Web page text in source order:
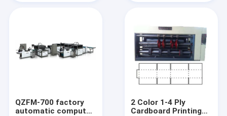
QZFM-700 factory
automatic computer
2 Color 1-4 Ply
Cardboard Printing